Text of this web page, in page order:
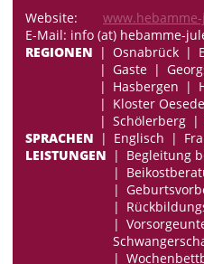
Website:
E-Mail: info (at) hebamme-
REGIONEN
Osnabrück
Gaste
Hasbergen
Kloster Oesede
Schölerberg
SPRACHEN
Englisch
LEISTUNGEN
Begleitung